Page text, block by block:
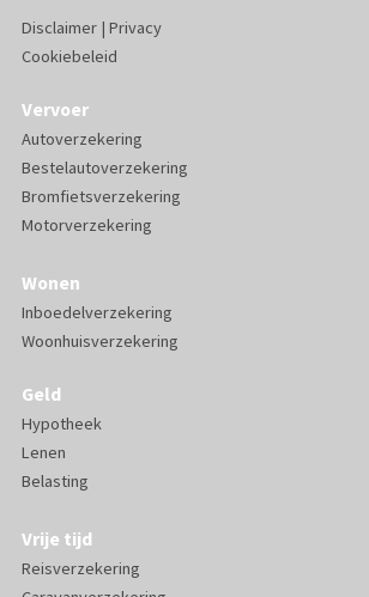
Disclaimer| Privacy
Cookiebeleid
Vervoer
Autoverzekering
Bestelautoverzekering
Bromfietsverzekering
Motorverzekering
Wonen
Inboedelverzekering
Woonhuisverzekering
Geld
Hypotheek
Lenen
Belasting
Vrije tijd
Reisverzekering